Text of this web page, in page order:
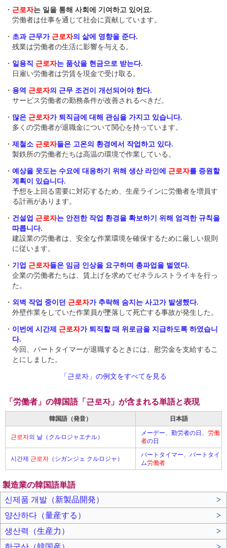
・ 근로자는 일을 통해 사회에 기여하고 있어요.
労働者は仕事を通じて社会に貢献しています。
・ 초과 근무가 근로자의 삶에 영향을 준다.
残業は労働者の生活に影響を与える。
・ 일용직 근로자는 품삯을 현금으로 받는다.
日雇い労働者は労賃を現金で受け取る。
・ 용역 근로자의 근무 조건이 개선되어야 한다.
サービス労働者の勤務条件が改善されるべきだ。
・ 많은 근로자가 퇴직금에 대해 관심을 가지고 있습니다.
多くの労働者が退職金について関心を持っています。
・ 제철소 근로자들은 고온의 환경에서 작업하고 있다.
製鉄所の労働者たちは高温の環境で作業している。
・ 예상을 웃도는 수요에 대응하기 위해 생산 라인에 근로자를 증원할
계획이 있습니다.
予想を上回る需要に対応するため、生産ラインに労働者を増員す
る計画があります。
・ 건설업 근로자는 안전한 작업 환경을 확보하기 위해 엄격한 규칙을
따릅니다.
建設業の労働者は、安全な作業環境を確保するために厳しい規則
に従います。
・ 기업 근로자들은 임금 인상을 요구하며 총파업을 벌였다.
企業の労働者たちは、賃上げを求めてゼネラルストライキを行っ
た。
・ 외벽 작업 중이던 근로자가 추락해 숨지는 사고가 발생했다.
外壁作業をしていた作業員が墜落して死亡する事故が発生した。
・ 이번에 시간제 근로자가 퇴직할 때 위로금을 지급하도록 하였습니
다.
今回、パートタイマーが退職するときには、慰労金を支給するこ
とにしました。
「근로자」の例文をすべてを見る
「労働者」の韓国語「근로자」が含まれる単語と表現
韓国語（発音） 日本語
근로자의 날（クルロジャエナル）
メーデー、勤労者の日、 労働
者の日
시간제 근로자 （シガンジェ クルロジャ）
パートタイマー、パートタイ
ム労働者
製造業の韓国語単語
신제품 개발（新製品開発）
>
양산하다（量産する）
>
생산력（生産力）
>